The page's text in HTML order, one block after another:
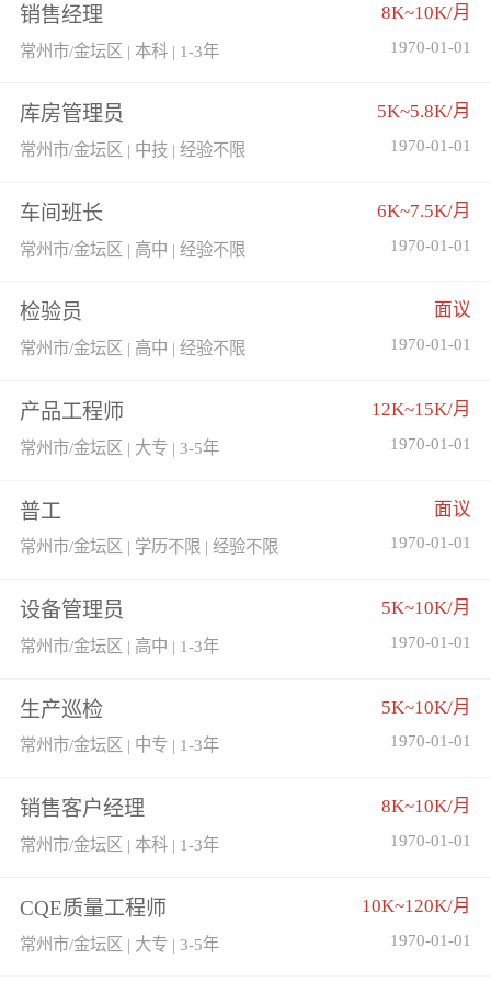
销售经理 8K~10K/月
常州市/金坛区 | 本科 | 1-3年 1970-01-01
库房管理员 5K~5.8K/月
常州市/金坛区 | 中技 | 经验不限 1970-01-01
车间班长 6K~7.5K/月
常州市/金坛区 | 高中 | 经验不限 1970-01-01
检验员 面议
常州市/金坛区 | 高中 | 经验不限 1970-01-01
产品工程师 12K~15K/月
常州市/金坛区 | 大专 | 3-5年 1970-01-01
普工 面议
常州市/金坛区 | 学历不限 | 经验不限 1970-01-01
设备管理员 5K~10K/月
常州市/金坛区 | 高中 | 1-3年 1970-01-01
生产巡检 5K~10K/月
常州市/金坛区 | 中专 | 1-3年 1970-01-01
销售客户经理 8K~10K/月
常州市/金坛区 | 本科 | 1-3年 1970-01-01
CQE质量工程师 10K~120K/月
常州市/金坛区 | 大专 | 3-5年 1970-01-01